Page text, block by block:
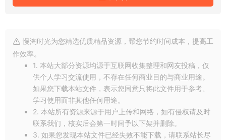
件的风险。
8 bpc和420 10 bpc。现在，更多素材可以最高源质量进行
解码，解决了部分素材因之前以YUV 420解码而显得模糊
的问题，同时消除了某些颜色偏移，并修复了无法导入某
些单声道音频的bug。
慢淘时光为您精选优质精品资源，帮您节约时间成本，提高工
作效率。
1. 本站大部分资源均源于互联网收集整理和网友投稿，仅
供个人学习交流使用，不存在任何商业目的与商业用途。
如果您下载本站文件，表示您同意只将此文件用于参考、
学习使用而非其他任何用途。
2. 本站所有资源来源于用户上传和网络，如有侵权请及时
联系我们，核实后会第一时间予以下架并删除。
3. 如果您发现本站文件已经失效不能下载，请联系站长尽